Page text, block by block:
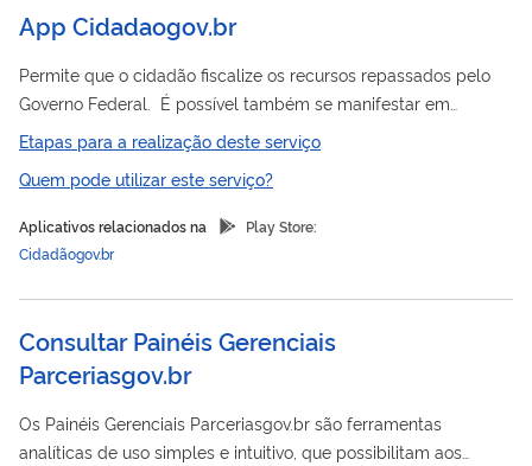
App Cidadaogov.br
Permite que o cidadão fiscalize os recursos repassados pelo
Governo Federal. É possível também se manifestar em
benefício da sua cidade, indicando a necessidade de políticas
públicas em seu município. Pode-se sugerir, por exemplo, a
pavimentação de uma rua, a construção de escolas e postos
de saúde. Funcionalidades: Público Alvo - Cidadão interessado
em acompanhar políticas públicas e sugerir necessidades em
rápida,...
Etapas para a realização deste serviço
Quem pode utilizar este serviço?
Aplicativos relacionados na
Play Store:
Cidadãogov.br
Consultar Painéis Gerenciais
Parceriasgov.br
Os Painéis Gerenciais Parceriasgov.br são ferramentas
analíticas de uso simples e intuitivo, que possibilitam aos